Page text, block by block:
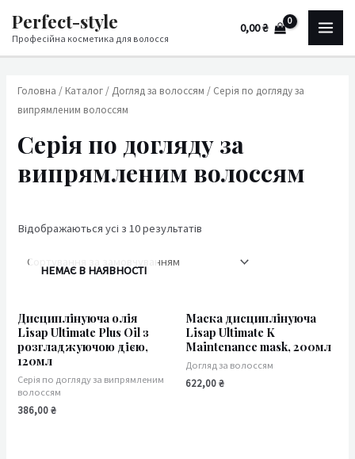
до
вмісту
Perfect-style
Професійна косметика для волосся
0,00₴
н
й
ь
ш
ц
Головна / Каталог / Догляд за волоссям / Серія по догляду за
випрямленим волоссям
Серія по догляду за
випрямленим волоссям
Відображаються усі з 10 результатів
НЕМАЄ В НАЯВНОСТІ
Дисциплінуюча олія
Lisap Ultimate Plus Oil з
розгладжуючою дією,
120мл
Серія по догляду за випрямленим
волоссям
386,00₴
Маска дисциплінуюча
Lisap Ultimate K
Maintenance mask, 200мл
Догляд за волоссям
622,00₴